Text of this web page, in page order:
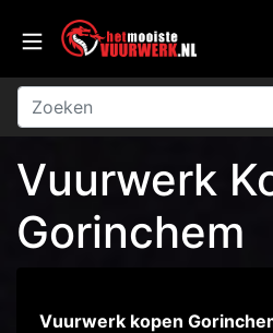
Vuurwerk
Gorinchem
Vuurwerk kopen